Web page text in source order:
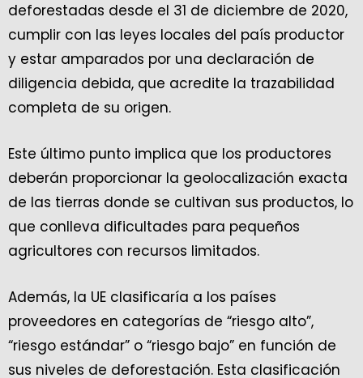
deforestadas desde el 31 de diciembre de 2020,
cumplir con las leyes locales del país productor
y estar amparados por una declaración de
diligencia debida, que acredite la trazabilidad
completa de su origen.
Este último punto implica que los productores
deberán proporcionar la geolocalización exacta
de las tierras donde se cultivan sus productos, lo
que conlleva dificultades para pequeños
agricultores con recursos limitados.
Además, la UE clasificaría a los países
proveedores en categorías de “riesgo alto”,
“riesgo estándar” o “riesgo bajo” en función de
sus niveles de deforestación. Esta clasificación